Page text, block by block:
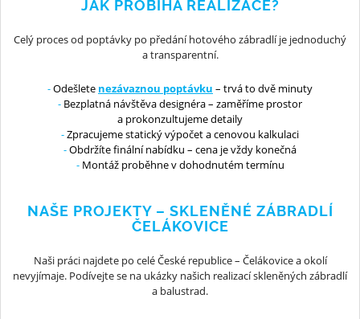
JAK PROBÍHÁ REALIZACE?
Celý proces od poptávky po předání hotového zábradlí je jednoduchý
a transparentní.
Odešlete nezávaznou poptávku – trvá to dvě minuty
Bezplatná návštěva designéra – zaměříme prostor
a prokonzultujeme detaily
Zpracujeme statický výpočet a cenovou kalkulaci
Obdržíte finální nabídku – cena je vždy konečná
Montáž proběhne v dohodnutém termínu
NAŠE PROJEKTY – SKLENĚNÉ ZÁBRADLÍ
ČELÁKOVICE
Naši práci najdete po celé České republice – Čelákovice a okolí
nevyjímaje. Podívejte se na ukázky našich realizací skleněných zábradlí
a balustrad.